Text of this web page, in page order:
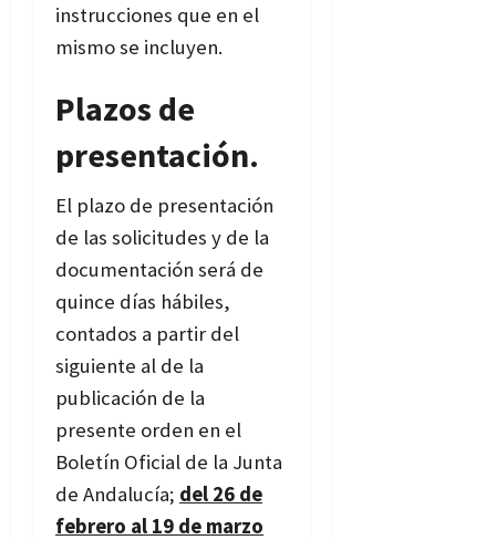
instrucciones que en el
mismo se incluyen.
Plazos de
presentación.
El plazo de presentación
de las solicitudes y de la
documentación será de
quince días hábiles,
contados a partir del
siguiente al de la
publicación de la
presente orden en el
Boletín Oficial de la Junta
de Andalucía; del 26 de
febrero al 19 de marzo